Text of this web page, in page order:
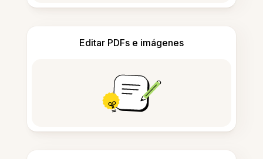
Editar PDFs e imágenes